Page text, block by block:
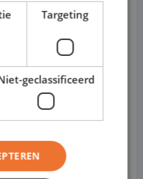
Lang
of
is voor
Targeting
geclassificeerd